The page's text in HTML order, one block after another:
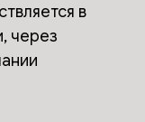
в
через